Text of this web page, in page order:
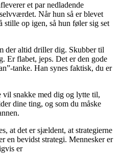
et par nedladende
Når hun så er blevet
stille op igen, så hun føler sig set
der altid driller dig. Skubber til
Er flabet, jeps. Det er den gode
tanke. Han synes faktisk, du er
vil snakke med dig og lytte til,
dine ting, og som du måske
at det er sjældent, at strategierne
en bevidst strategi. Mennesker er
er